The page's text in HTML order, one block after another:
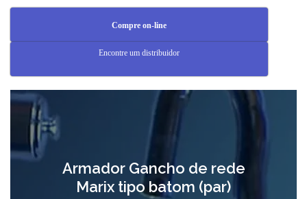
Compre on-line
Encontre um distribuidor
Armador Gancho de rede
Marix tipo batom (par)